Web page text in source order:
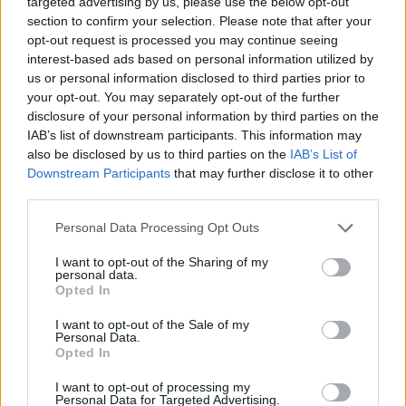
section to confirm your selection. Please note that after your
opt-out request is processed you may continue seeing
interest-based ads based on personal information utilized by
us or personal information disclosed to third parties prior to
your opt-out. You may separately opt-out of the further
disclosure of your personal information by third parties on the
IAB’s list of downstream participants. This information may
also be disclosed by us to third parties on the IAB’s List of
Downstream Participants that may further disclose it to other
Personal Data Processing Opt Outs
I want to opt-out of the Sharing of my
personal data.
Opted In
I want to opt-out of the Sale of my
Personal Data.
Opted In
I want to opt-out of processing my
Personal Data for Targeted Advertising.
79 euro
2026-02-23
Voucher certificazioni PMI per competitività e
sostenibilità
UNIONE REGIONALE DELLE CAMERE DI COMMERCIO
INDUSTRIA ARTIGIANATO AGRICOLTURA DEL
7.072 euro
sostenibilità
INDUSTRIA ARTIGIANATO AGRICOLTURA DEL
20.436 euro
2026-02-23
Esonero dal versamento dei contributi previdenziali
indeterminato nel bienni